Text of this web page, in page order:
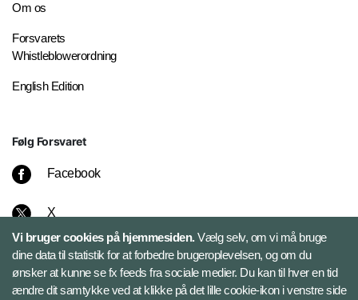
Om os
Forsvarets
Whistleblowerordning
English Edition
Følg Forsvaret
Facebook
X
Instagram
Bluesky
Vi bruger cookies på hjemmesiden.Vælg selv, om vi må bruge
dine data til statistik for at forbedre brugeroplevelsen, og om du
ønsker at kunne se fx feeds fra sociale medier. Du kan til hver en tid
ændre dit samtykke ved at klikke på det lille cookie-ikon i venstre side